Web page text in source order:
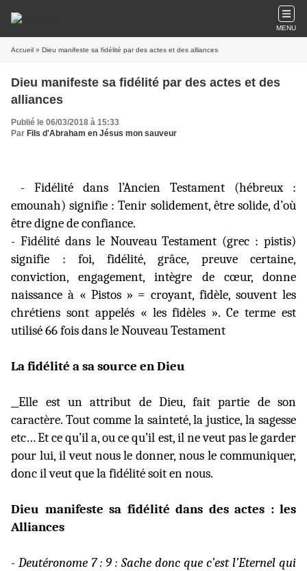
MENU
Accueil » Dieu manifeste sa fidélité par des actes et des alliances
Dieu manifeste sa fidélité par des actes et des
alliances
Publié le 06/03/2018 à 15:33
Par Fils d'Abraham en Jésus mon sauveur
- Fidélité dans l’Ancien Testament (hébreux :
emounah) signifie : Tenir solidement, être solide, d’où
être digne de confiance.
- Fidélité dans le Nouveau Testament (grec : pistis)
signifie : foi, fidélité, grâce, preuve certaine,
conviction, engagement, intègre de cœur, donne
naissance à « Pistos » = croyant, fidèle, souvent les
chrétiens sont appelés « les fidèles ». Ce terme est
utilisé 66 fois dans le Nouveau Testament
La fidélité a sa source en Dieu
Elle est un attribut de Dieu, fait partie de son
caractère. Tout comme la sainteté, la justice, la sagesse
etc… Et ce qu’il a, ou ce qu’il est, il ne veut pas le garder
pour lui, il veut nous le donner, nous le communiquer,
donc il veut que la fidélité soit en nous.
Dieu manifeste sa fidélité dans des actes : les
Alliances
- Deutéronome 7 : 9 : Sache donc que c’est l’Eternel qui